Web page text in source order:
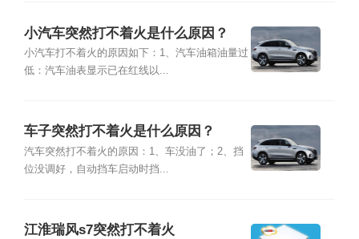
小汽车突然打不着火是什么原因？
小汽车打不着火的原因如下：1、汽车油箱油量过
低：汽车油表显示已在红线以...
车子突然打不着火是什么原因？
汽车突然打不着火的原因：1、车没油了；2、挡
位没调好，自动挡车启动时挡...
江淮瑞风s7突然打不着火